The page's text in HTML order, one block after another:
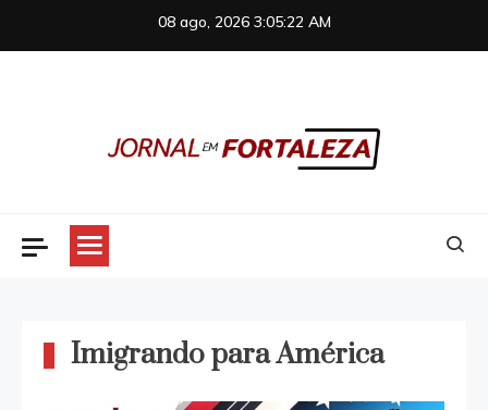
08 ago, 2026 3:05:22 AM
Imigrando para América